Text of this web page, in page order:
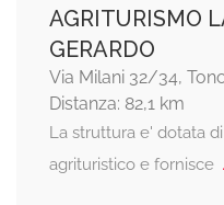
AGRITURISMO
GERARDO
Via Milani 32/34,
Distanza: 82,1 km
La struttura e' dotata
agrituristico e fornisce